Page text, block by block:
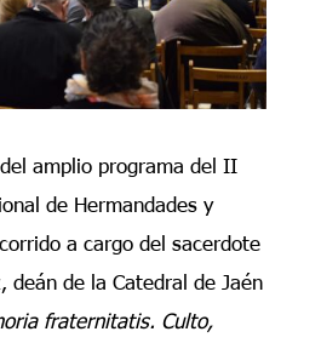
amplio programa del II
de Hermandades y
a cargo del sacerdote
deán de la Catedral de Jaén
fraternitatis. Culto,